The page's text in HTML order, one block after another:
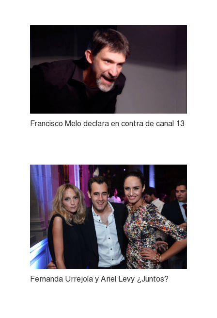
Francisco Melo declara en contra de canal 13
Fernanda Urrejola y Ariel Levy ¿Juntos?